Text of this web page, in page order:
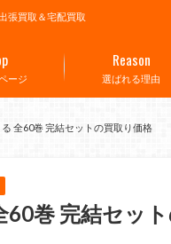
張買取＆宅配買取
ージ 選ばれる理由
Reason
全60巻 完結セットの買取り価格
60巻 完結セッ